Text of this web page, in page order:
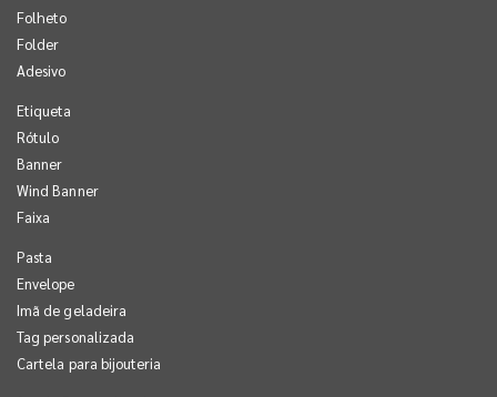
Folheto
Folder
Adesivo
Etiqueta
Rótulo
Banner
Wind Banner
Faixa
Pasta
Envelope
Imã de geladeira
Tag personalizada
Cartela para bijouteria